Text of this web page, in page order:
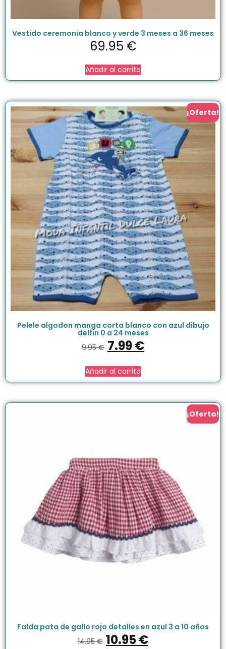
Vestido ceremonia blanco y verde 3 meses a 36 meses
69.95 €
Añadir al carrito
¡Oferta!
Pelele algodon manga corta blanco con azul dibujo
delfin 0 a 24 meses
9.95€ 7.99€
Añadir al carrito
¡Oferta!
Falda pata de gallo rojo detalles en azul 3 a 10 años
14.95€ 10.95€